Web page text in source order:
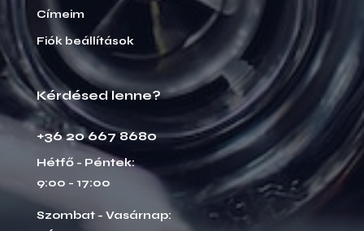
Címeim
Fiók beállítások
Kérdésed lenne?
+36 20 667 8680
Hétfő - Péntek:
9:00 - 17:00
Szombat - Vasárnap: